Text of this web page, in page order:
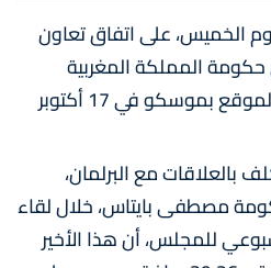
الخميس، على اتفاق تعاون
المملكة المغربية
وحكومة روسيا الاتحادية، الموقع بموسكو في 17 أكتوبر
بالعلاقات مع البرلمان،
مصطفى بايتاس، خلال لقاء
للمجلس، أن هذا الأخير